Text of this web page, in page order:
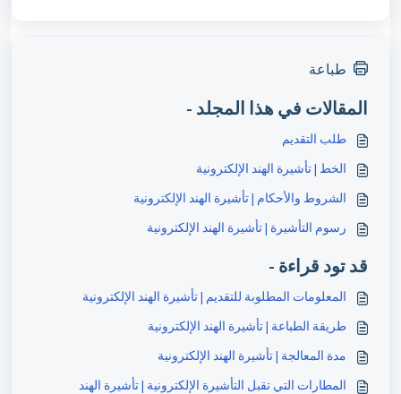
طباعة
المقالات في هذا المجلد -
طلب التقديم
الخط | تأشيرة الهند الإلكترونية
الشروط والأحكام | تأشيرة الهند الإلكترونية
رسوم التأشيرة | تأشيرة الهند الإلكترونية
قد تود قراءة -
المعلومات المطلوبة للتقديم | تأشيرة الهند الإلكترونية
طريقة الطباعة | تأشيرة الهند الإلكترونية
مدة المعالجة | تأشيرة الهند الإلكترونية
المطارات التي تقبل التأشيرة الإلكترونية | تأشيرة الهند